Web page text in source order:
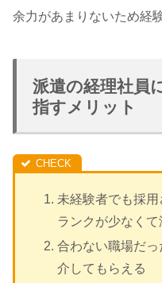
余力があまりないため経
派遣の経理社員
指すメリット
未経験者でも採
ランクが少なくて
合わない職場だ
介してもらえる